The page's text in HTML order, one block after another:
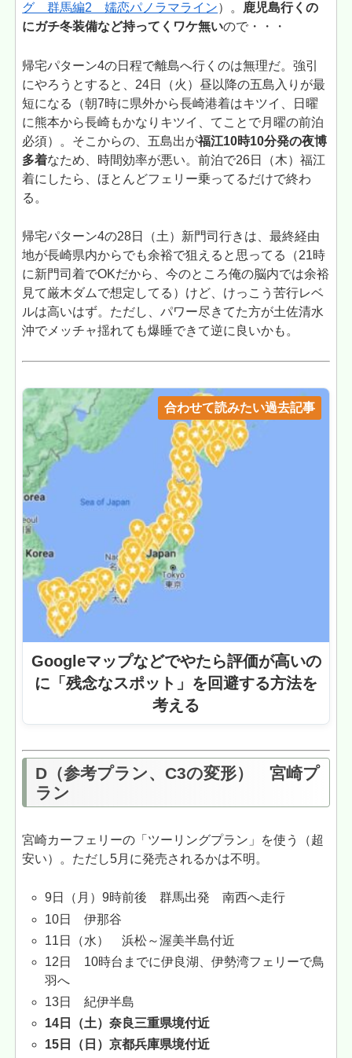
グ 群馬編2 嬬恋パノラマライン）。
鹿児島行くの
にガチ冬装備など持ってくワケ無いので・・・
帰宅パターン4の日程で離島へ行くのは無理だ。強引
にやろうとすると、24日（火）昼以降の五島入りが最
短になる（朝7時に県外から長崎港着はキツイ、日曜
に熊本から長崎もかなりキツイ、てことで月曜の前泊
必須）。そこからの、五島出が福江10時10分発の夜博
多着なため、時間効率が悪い。前泊で26日（木）福江
着にしたら、ほとんどフェリー乗ってるだけで終わ
る。
帰宅パターン4の28日（土）新門司行きは、最終経由
地が長崎県内からでも余裕で狙えると思ってる（21時
に新門司着でOKだから、今のところ俺の脳内では余裕
見て厳木ダムで想定してる）けど、けっこう苦行レベ
ルは高いはず。ただし、パワー尽きてた方が土佐清水
沖でメッチャ揺れても爆睡できて逆に良いかも。
合わせて読みたい過去記事
Googleマップなどでやたら評価が高いの
に「残念なスポット」を回避する方法を
考える
D（参考プラン、C3の変形） 宮崎プ
ラン
宮崎カーフェリーの「ツーリングプラン」を使う（超
安い）。ただし5月に発売されるかは不明。
9日（月）9時前後 群馬出発 南西へ走行
10日 伊那谷
11日（水） 浜松～渥美半島付近
12日 10時台までに伊良湖、伊勢湾フェリーで鳥
羽へ
13日 紀伊半島
14日（土）奈良三重県境付近
15日（日）京都兵庫県境付近